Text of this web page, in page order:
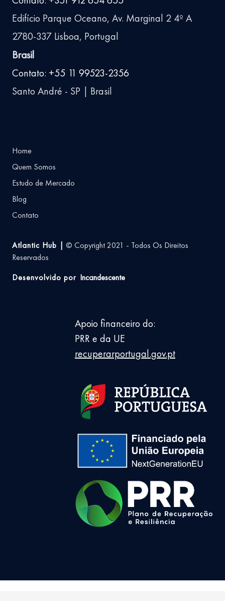
Edifício Parque Oceano, Av. Marginal 2 4º A
2780-337 Lisboa, Portugal
Brasil
Contato: +55 11 99523-2356
Santo André - SP | Brasil
Home
Quem Somos
Estudo de Mercado
Blog
Contato
Atlantic Hub |
© Copyright 2021 - Todos Os Direitos
Reservados
Desenvolvido por Incandescente
Apoio financeiro do:
PRR e da UE
recuperarportugal.gov.pt